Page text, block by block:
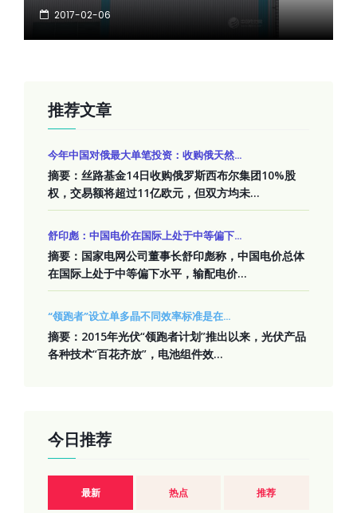
2017-02-06
推荐文章
今年中国对俄最大单笔投资：收购俄天然...
摘要：丝路基金14日收购俄罗斯西布尔集团10%股
权，交易额将超过11亿欧元，但双方均未...
舒印彪：中国电价在国际上处于中等偏下...
摘要：国家电网公司董事长舒印彪称，中国电价总体
在国际上处于中等偏下水平，输配电价...
“领跑者”设立单多晶不同效率标准是在...
摘要：2015年光伏“领跑者计划”推出以来，光伏产品
各种技术“百花齐放”，电池组件效...
今日推荐
最新 热点 推荐